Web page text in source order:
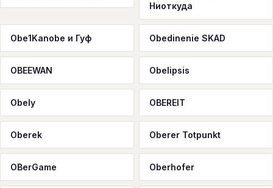
Ниоткуда
Obe1Kanobe и Гуф Obedinenie SKAD
OBEEWAN Obelipsis
Obely OBEREIT
Oberek Oberer Totpunkt
OBerGame Oberhofer